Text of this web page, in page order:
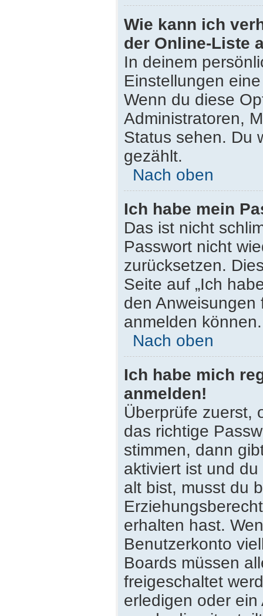
Wie kann ich
der Online-Liste
In deinem
Einstellungen
Wenn du diese
Administratoren,
Status sehen. Du
gezählt.
Nach oben
Ich habe mein
Das ist nicht
Passwort nicht
zurücksetzen.
Seite auf „Ich
den
anmelden können.
Nach oben
Ich habe mich
anmelden!
Überprüfe zuerst,
das richtige
stimmen, dann
aktiviert ist und
alt bist, musst du
erhalten hast.
Benutzerkonto
Boards müssen
freigeschaltet
erledigen oder